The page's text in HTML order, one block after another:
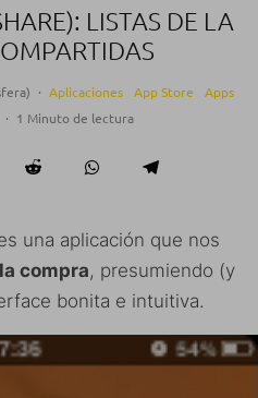
LISTAS DE LA
· Aplicaciones App Store
Apps
· 1 Minuto de lectura
una aplicación que nos
compra, presumiendo (y
bonita e intuitiva.